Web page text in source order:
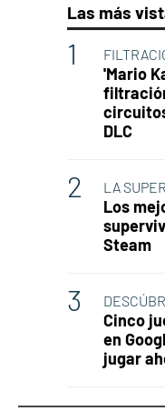
Las más
'Mario
DLC
LA
Los
Steam
Cinco
en
jugar